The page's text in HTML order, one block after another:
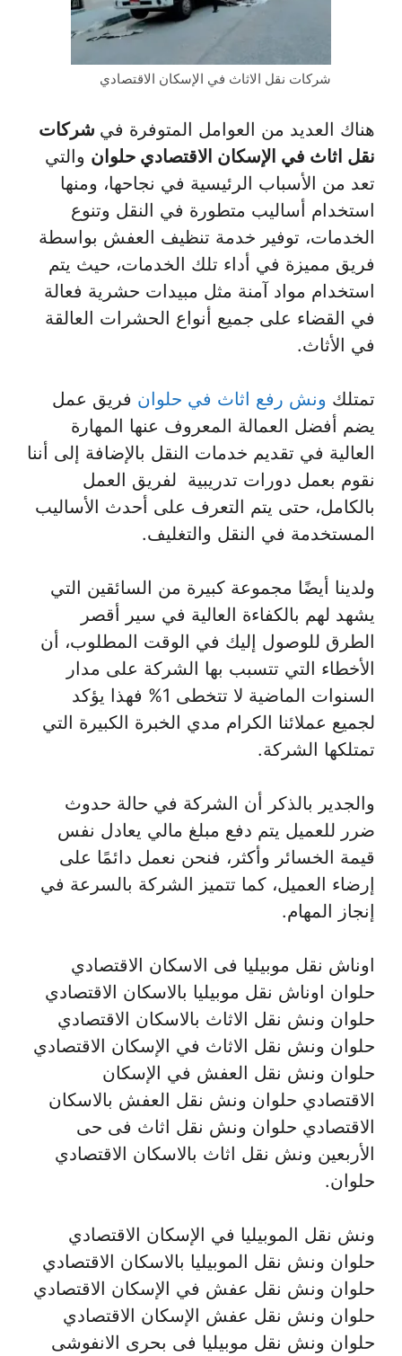
شركات نقل الاثاث في الإسكان الاقتصادي
هناك العديد من العوامل المتوفرة في شركات
نقل اثاث في الإسكان الاقتصادي حلوان والتي
تعد من الأسباب الرئيسية في نجاحها، ومنها
استخدام أساليب متطورة في النقل وتنوع
الخدمات، توفير خدمة تنظيف العفش بواسطة
فريق مميزة في أداء تلك الخدمات، حيث يتم
استخدام مواد آمنة مثل مبيدات حشرية فعالة
في القضاء على جميع أنواع الحشرات العالقة
في الأثاث.
تمتلك ونش رفع اثاث في حلوان فريق عمل
يضم أفضل العمالة المعروف عنها المهارة
العالية في تقديم خدمات النقل بالإضافة إلى أننا
نقوم بعمل دورات تدريبية لفريق العمل
بالكامل، حتى يتم التعرف على أحدث الأساليب
المستخدمة في النقل والتغليف.
ولدينا أيضًا مجموعة كبيرة من السائقين التي
يشهد لهم بالكفاءة العالية في سير أقصر
الطرق للوصول إليك في الوقت المطلوب، أن
الأخطاء التي تتسبب بها الشركة على مدار
السنوات الماضية لا تتخطى 1% فهذا يؤكد
لجميع عملائنا الكرام مدي الخبرة الكبيرة التي
تمتلكها الشركة.
والجدير بالذكر أن الشركة في حالة حدوث
ضرر للعميل يتم دفع مبلغ مالي يعادل نفس
قيمة الخسائر وأكثر، فنحن نعمل دائمًا على
إرضاء العميل، كما تتميز الشركة بالسرعة في
إنجاز المهام.
اوناش نقل موبيليا فى الاسكان الاقتصادي
حلوان اوناش نقل موبيليا بالاسكان الاقتصادي
حلوان ونش نقل الاثاث بالاسكان الاقتصادي
حلوان ونش نقل الاثاث في الإسكان الاقتصادي
حلوان ونش نقل العفش في الإسكان
الاقتصادي حلوان ونش نقل العفش بالاسكان
الاقتصادي حلوان ونش نقل اثاث فى حى
الأربعين ونش نقل اثاث بالاسكان الاقتصادي
حلوان.
ونش نقل الموبيليا في الإسكان الاقتصادي
حلوان ونش نقل الموبيليا بالاسكان الاقتصادي
حلوان ونش نقل عفش في الإسكان الاقتصادي
حلوان ونش نقل عفش الإسكان الاقتصادي
حلوان ونش نقل موبيليا فى بحرى الانفوشى